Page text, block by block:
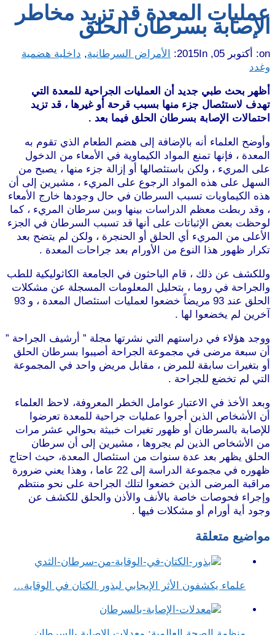
عمليات المعدة قد تزيد مخاطر
الإصابة بسرطان الحلق
on: أكتوبر 05, 2015 In: الأمراض السرطانية, داخلية هضمية
وغدد
أظهر بحث طبي جديد أن العمليات الجراحية للمعدة التي
تهدف لاستئصال جزء منها بسبب قرحة أو غيرها ، قد تزيد
احتمالات الإصابة بسرطان الحلق فيما بعد .
وأوضح العلماء أنه بالإضافة إلى هضم الطعام الذي تقوم به
المعدة ، فإنها تمنع المواد الكيماوية في الأمعاء من الدخول
على المريء ، ولكن باستئصالها أو إزالة جزء منها ، يصبح من
السهل على هذه المواد الرجوع على المريء ، مشيرين إلى أن
هذه الكيماويات تسبب السرطان في حال وجودها خارج الأمعاء
، وقد ربطت معظم الدراسات بينها وبين سرطان المريء ، كما
لوحظت بعض الإثباتات على أنها قد تسبب السرطان في الجزء
الأعلى من المريء أي الحلق أو الحنجرة ، ولكن لم يتضح بعد
تكرار ظهور هذا النوع من الأورام بعد جراحات المعدة .
وللكشف عن ذلك ، قام الباحثون في الجامعة الكاثوليكية للطب
والجراحة في روما ، بتحليل المعلومات المسجلة عن مشكلات
الحلق عند 93 مريضاً خضعوا لعمليات استئصال المعدة ، و 93
آخرين لم يخضعوا لها .
ووجد هؤلاء في دراستهم التي نشرتها مجلة ” أرشيف الجراحة ”
أن سبعة مرضى في مجموعة الجراحة أصيبوا بسرطان الحلق
أو بتغيرات سابقة للمرض ، مقابل مريض واحد في المجموعة
التي لم تخضع للجراحة .
وبعد الأخذ في الاعتبار عوامل الخطر المعروفة، لاحظ العلماء
أن الأشخاص الذين أجروا عمليات جراحية للمعدة تعرضوا
للإصابة بالسرطان أو ظهور تغيرات خبيثة بحوالي عشر مرات
من الأشخاص الذين لم يجروها ، مشيرين إلى أن سرطان
الحلق يظهر بعد عدة سنوات من استئصال المعدة، حيث احتاج
ظهوره في مجموعة الدراسة إلى 22 عاما ، وهذا يعني ضرورة
مراقبة المرضى الذين خضعوا لتلك الجراحة على نحو منتظم
وإجراء فحوصات خاصة بالأنف والأذن والحلق للكشف عن
وجود أية أورام أو مشكلات فيها .
مواضيع متعلقة
علماء يكشفون الأثر الإيجابي لبذور الكتان في الوقاية…